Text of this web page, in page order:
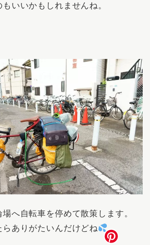
いいかもしれませんね。
へ自転車を停めて散策します。
らありがたいんだけどね